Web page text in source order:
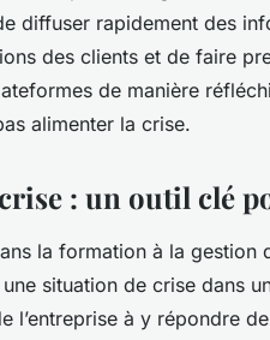
diffuser rapidement des
des clients et de faire
de manière
alimenter la crise.
: un outil clé
la formation à la gestion
situation de crise dans
l’entreprise à y répondre